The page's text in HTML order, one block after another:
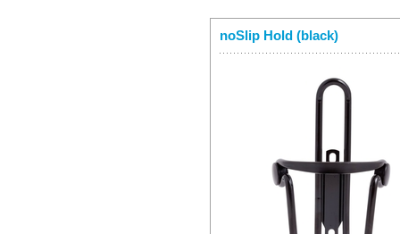
noSlip Hold (black)